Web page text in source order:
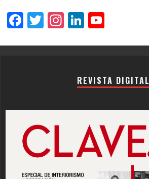
Facebook
Twitter
Instagram
LinkedIn
REVISTA DIGITAL